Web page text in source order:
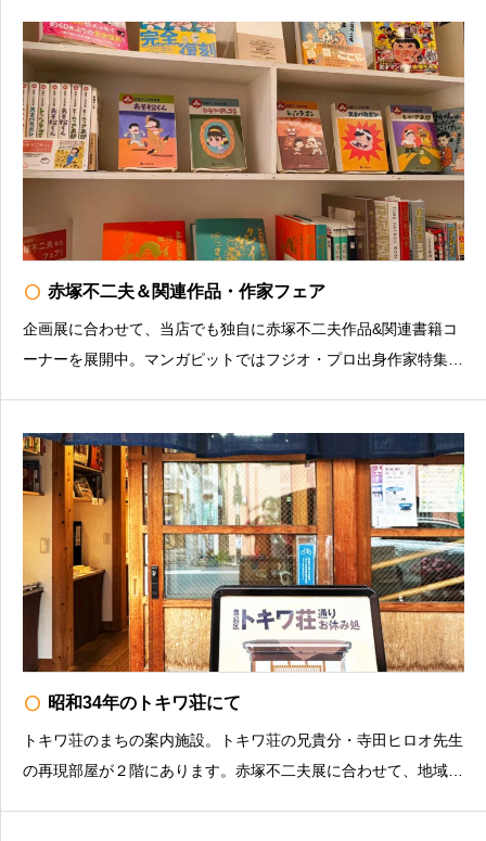
プを開催予定！詳しくは公式HPをご確認ください。トキ
radio_button_unchecked 赤塚不二夫＆関連作品・作家フェア
企画展に合わせて、当店でも独自に赤塚不二夫作品&関連書籍コ
ーナーを展開中。マンガピットではフジオ・プロ出身作家特集
radio_button_unchecked 昭和34年のトキワ荘にて
トキワ荘のまちの案内施設。トキワ荘の兄貴分・寺田ヒロオ先生
の再現部屋が２階にあります。赤塚不二夫展に合わせて、地域と